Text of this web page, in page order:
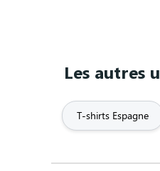
Les autres
T-shirts Espagne